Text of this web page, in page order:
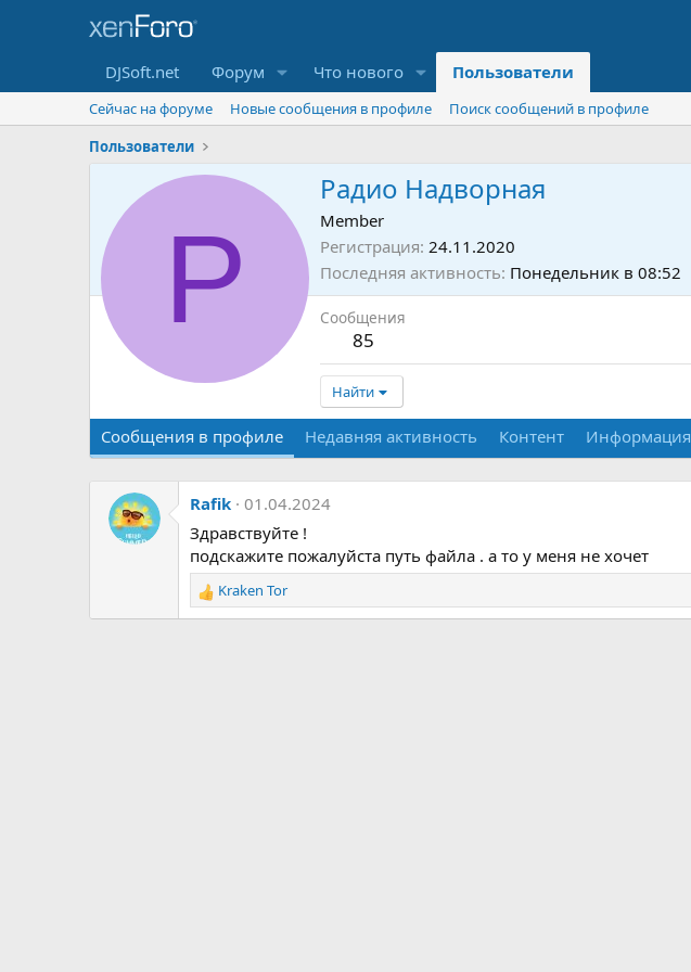
DJSoft.net Форум Что нового Пользователи
Сейчас на форуме Новые сообщения в профиле
Поиск сообщений в профиле
Пользователи
Р
Радио Надворная
Member
Регистрация 24.11.2020
Последняя активность Понедельник в 08:52
Сообщения
85
Найти
Сообщения в профиле Недавняя активность Контент Информация
Rafik 01.04.2024
Здравствуйте !
подскажите пожалуйста путь файла . а то у меня не хочет
Р
е
Kraken Tor